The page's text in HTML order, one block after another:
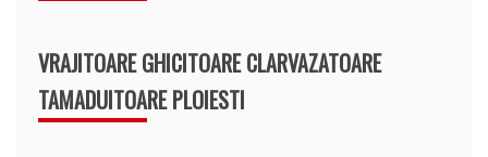
VRAJITOARE GHICITOARE CLARVAZATOARE
TAMADUITOARE PLOIESTI